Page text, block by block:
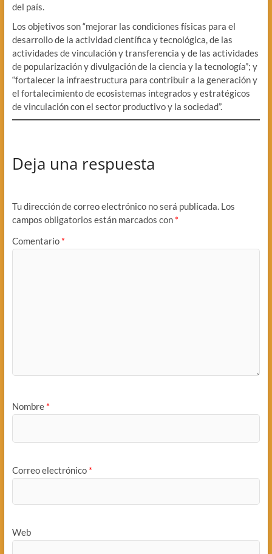
del país.
Los objetivos son “mejorar las condiciones físicas para el
desarrollo de la actividad científica y tecnológica, de las
actividades de vinculación y transferencia y de las actividades
de popularización y divulgación de la ciencia y la tecnología”; y
“fortalecer la infraestructura para contribuir a la generación y
el fortalecimiento de ecosistemas integrados y estratégicos
de vinculación con el sector productivo y la sociedad”.
Deja una respuesta
Tu dirección de correo electrónico no será publicada. Los
campos obligatorios están marcados con *
Comentario *
Nombre *
Correo electrónico *
Web